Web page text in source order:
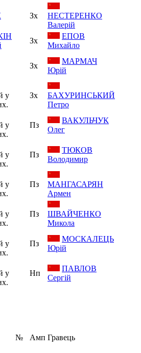
Зх
НЕСТЕРЕНКО
Валерій
Зх
ЕПОВ
Михайло
Зх
МАРМАЧ
Юрій
у
Зх
БАХУРИНСЬКИЙ
Петро
у
Пз
ВАКУЛЬЧУК
Олег
у
Пз
ТЮКОВ
Володимир
у
Пз
МАНГАСАРЯН
Армен
у
Пз
ШВАЙЧЕНКО
Микола
у
Пз
МОСКАЛЕЦЬ
Юрій
у
Нп
ПАВЛОВ
Сергій
№ Амп Гравець